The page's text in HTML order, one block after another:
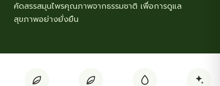
คัดสรรสมุนไพรคุณภาพจากธรรมชาติ เพื่อการดูแล
สุขภาพอย่างยั่งยืน